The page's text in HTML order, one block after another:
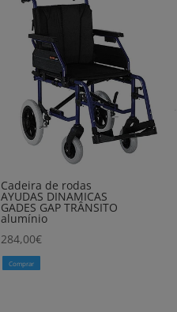
Cadeira de rodas
AYUDAS DINAMICAS
GADES GAP TRÂNSITO
alumínio
284,00€
Comprar